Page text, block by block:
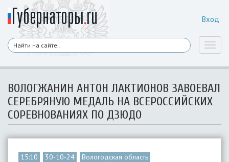
Вход
ВОЛОГЖАНИН АНТОН ЛАКТИОНОВ ЗАВОЕВАЛ
СЕРЕБРЯНУЮ МЕДАЛЬ НА ВСЕРОССИЙСКИХ
СОРЕВНОВАНИЯХ ПО ДЗЮДО
15:10 30-10-24
Вологодская область